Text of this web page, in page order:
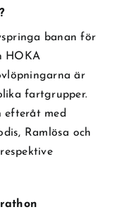
banan för
HOKA
är
fartgrupper.
efteråt med
Ramlösa och